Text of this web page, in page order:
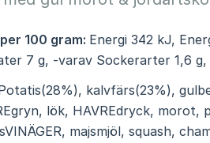
100 gram: Energi 342 kJ,
7 g, -varav Sockerarter 1,6
kalvfärs(23%),
lök, HAVREdryck, morot,
majsmjöl, squash,